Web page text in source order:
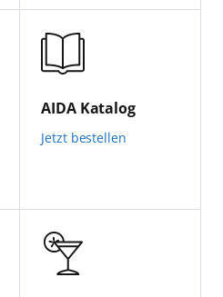
Jetzt bestellen
AIDA Katalog